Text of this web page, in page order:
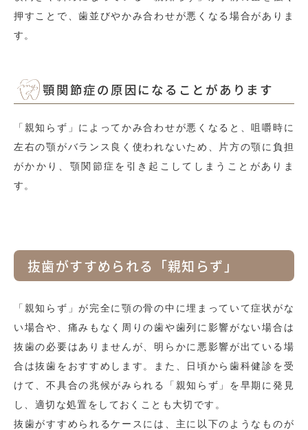
押すことで、歯並びやかみ合わせが悪くなる場合がありま
す。
顎関節症の原因になることがあります
「親知らず」によってかみ合わせが悪くなると、咀嚼時に
左右の顎がバランス良く使われないため、片方の顎に負担
がかかり、顎関節症を引き起こしてしまうことがありま
す。
抜歯がすすめられる「親知らず」
「親知らず」が完全に顎の骨の中に埋まっていて症状がな
い場合や、痛みもなく周りの歯や歯列に影響がない場合は
抜歯の必要はありませんが、明らかに悪影響が出ている場
合は抜歯をおすすめします。また、日頃から歯科健診を受
けて、不具合の兆候がみられる「親知らず」を早期に発見
し、適切な処置をしておくことも大切です。
抜歯がすすめられるケースには、主に以下のようなものが